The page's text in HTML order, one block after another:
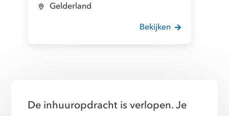
Gelderland
Bekijken
De inhuuropdracht is verlopen. Je